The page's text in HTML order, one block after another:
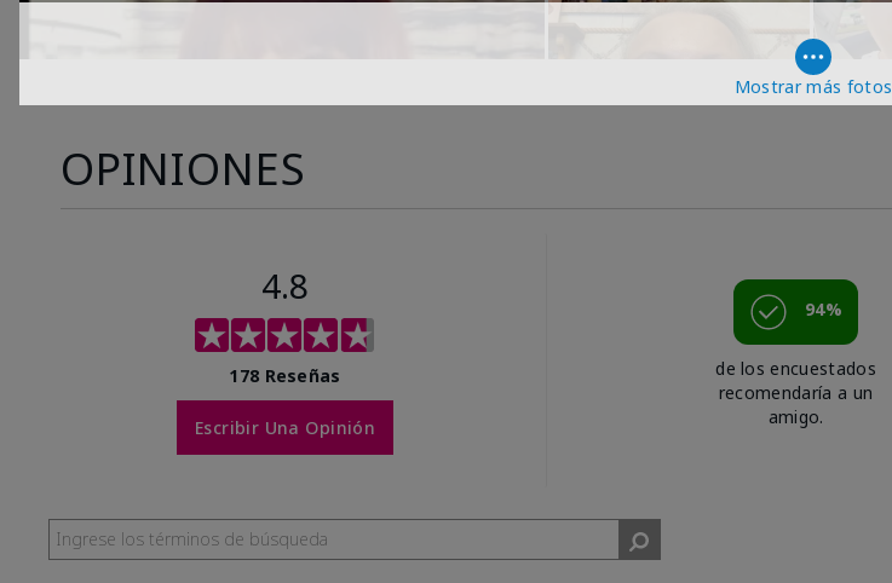
Mostrar más fotos
OPINIONES
4.8
178 Reseñas
Escribir Una Opinión
94%
de los encuestados
recomendaría a un
amigo.